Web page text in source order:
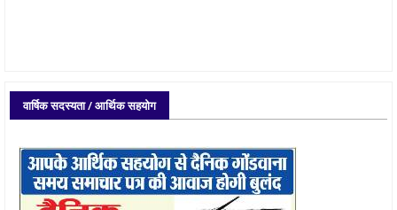
वार्षिक सदस्यता / आर्थिक सहयोग